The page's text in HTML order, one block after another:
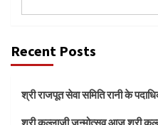
Recent Posts
श्री राजपूत सेवा समिति रानी के
श्री कल्लाजी जन्मोत्सव आज श्री